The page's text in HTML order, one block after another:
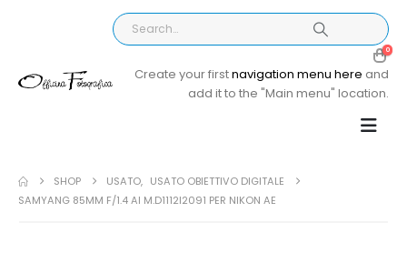
0
Create your firstnavigation menu here and
add it to the "Main menu" location.
SHOP USATO, USATO OBIETTIVO DIGITALE
SAMYANG 85MM F/1.4 AI M.D1112I2091 PER NIKON AE